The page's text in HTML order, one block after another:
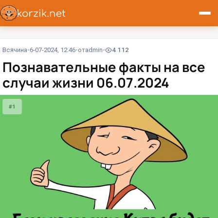
Всячина 6-07-2024, 12:46 отadmin 4 112
Познавательные факты на все
случаи жизни 06.07.2024
#1